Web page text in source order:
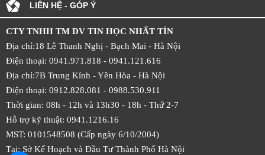
LIÊN HỆ - GÓP Ý
CTY TNHH TM DV TIN HỌC NHẤT TÍN
Địa chỉ:18 Lê Thanh Nghị - Bạch Mai - Hà Nội
Điện thoại: 0941.971.818 - 0941.121.616
Địa chỉ:7B Trung Kính - Yên Hòa - Hà Nội
Điện thoại: 0912.828.081 - 0988.530.911
Thời gian: 08h - 12h và 13h30 - 18h - Thứ 2-7
Hỗ trợ kỹ thuật: 0941.1216.16
MST: 0101548508 (Cấp ngày 6/10/2004)
Tại: Sở Kế Hoạch và Đầu Tư Thành Phố Hà Nội